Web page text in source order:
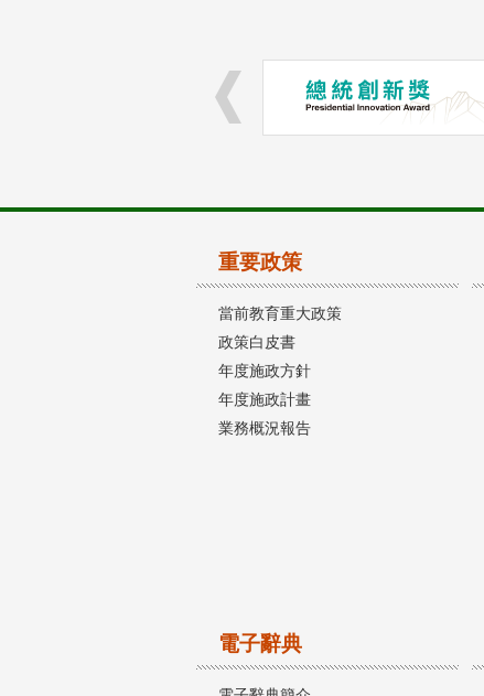
重要政策
當前教育重大政策
政策白皮書
年度施政方針
年度施政計畫
業務概況報告
電子辭典